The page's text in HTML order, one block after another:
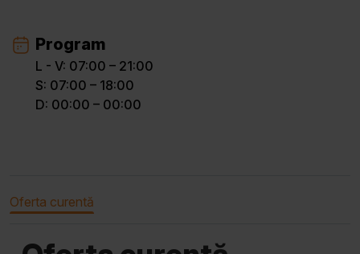
Program
L - V: 07:00 – 21:00
S: 07:00 – 18:00
D: 00:00 – 00:00
Oferta curentă